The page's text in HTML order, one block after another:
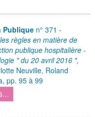
Publique n° 371 -
règles en matière de
publique hospitalière -
" du 20 avril 2016 ",
Neuville, Roland
pp. 95 à 99